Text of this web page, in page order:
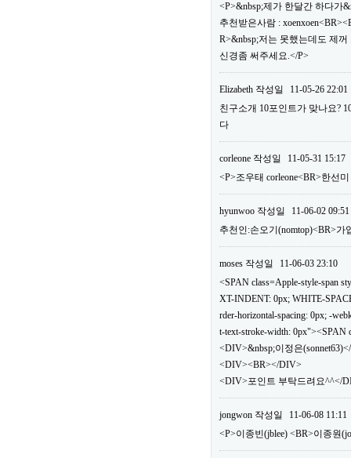
<P>&nbsp;제가 한달간 하다가
추천받은사람 :
R>&nbsp;저는 못했는데도 제
신경좀 써주세요.</P>
Elizabeth 작성일
11-05-26 22:01
친구소개 10포인트가 맞나요?
다
corleone 작성일
11-05-31 15:17
<P>조우태 corleone<BR>한선
hyunwoo 작성일
11-06-02 09:51
추천인:손오기(nomtop)<BR>
moses 작성일
11-06-03 23:10
<SPAN class=Apple-style-span
XT-INDENT: 0px; WHITE-
rder-horizontal-spacing: 0px; -
t-text-stroke-width: 0px"><SPAN
<DIV>&nbsp;이정은
<DIV><BR></DIV>
<DIV>포인트 부탁드려요^^</
jongwon 작성일
11-06-08 11:11
<P>이종빈(jblee) <BR>이종원